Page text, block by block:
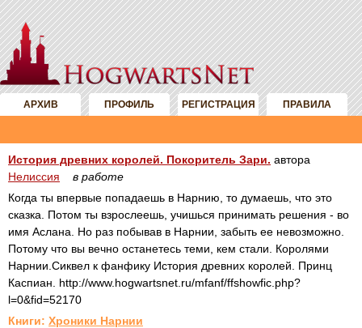
АРХИВ ПРОФИЛЬ РЕГИСТРАЦИЯ ПРАВИЛА
История древних королей. Покоритель Зари. автора
Нелиссия
в работе
Когда ты впервые попадаешь в Нарнию, то думаешь, что это
сказка. Потом ты взрослеешь, учишься принимать решения - во
имя Аслана. Но раз побывав в Нарнии, забыть ее невозможно.
Потому что вы вечно останетесь теми, кем стали. Королями
Нарнии.Сиквел к фанфику История древних королей. Принц
Каспиан. http://www.hogwartsnet.ru/mfanf/ffshowfic.php?
l=0&fid=52170
Книги: Хроники Нарнии